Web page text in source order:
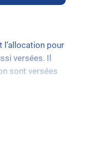
l’allocation pour
versées. Il
sont versées